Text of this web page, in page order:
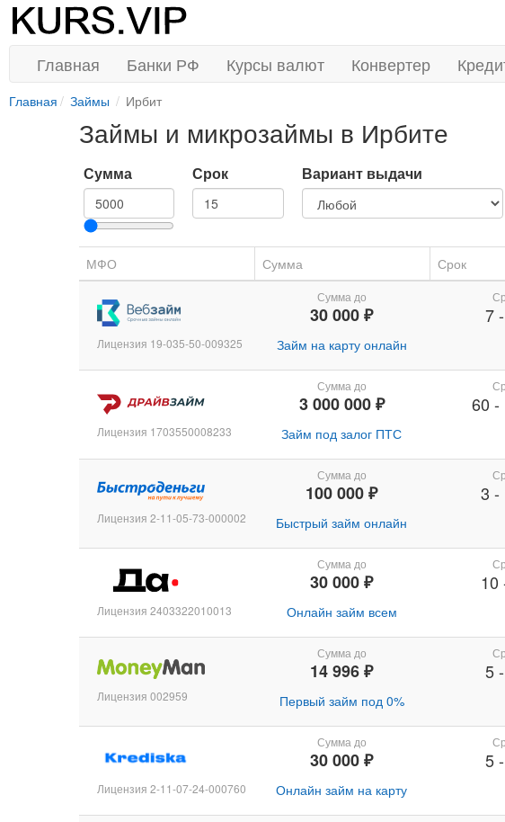
Главная Банки РФ Курсы валют Конвертер
Главная Займы Ирбит
Займы и микрозаймы в Ирбите
Сумма Срок Вариант выдачи
МФО Сумма Срок
Лицензия 19-035-50-009325
Сумма до
30 000 ₽
Займ на карту онлайн
7-
Лицензия 1703550008233
Сумма до
3 000 000 ₽
Займ под залог ПТС
60 -
Лицензия 2-11-05-73-000002
Сумма до
100 000 ₽
Быстрый займ онлайн
3 -
Лицензия 2403322010013
Сумма до
30 000 ₽
Онлайн займ всем
10
Лицензия 002959
Сумма до
14 996 ₽
Первый займ под 0%
5-
Лицензия 2-11-07-24-000760
Сумма до
30 000 ₽
Онлайн займ на карту
5-